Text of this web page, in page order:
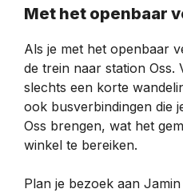
Met het openbaar
Als je met het openbaar
de trein naar station Oss.
slechts een korte
ook busverbindingen die
Oss brengen, wat het
winkel te bereiken.
Plan je bezoek aan